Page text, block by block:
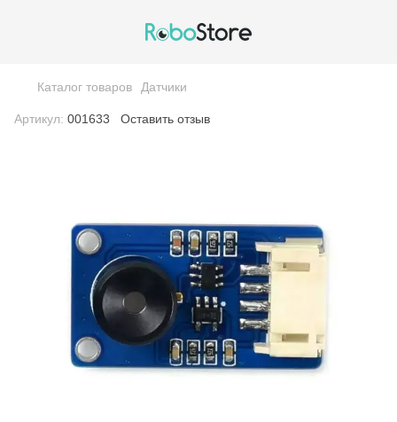
Каталог товаров Датчики
Артикул: 001633 Оставить отзыв